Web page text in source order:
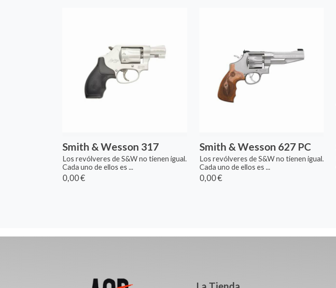
Smith & Wesson 317
Los revólveres de S&W no tienen igual.
Cada uno de ellos es ...
0,00 €
Smith & Wesson 627 PC
Los revólveres de S&W no tienen igual.
Cada uno de ellos es ...
0,00 €